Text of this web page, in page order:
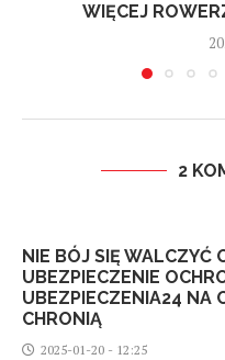
WIĘCEJ
2
NIE BÓJ SIĘ WALCZYĆ
UBEZPIECZENIE
UBEZPIECZENIA24 NA
CHRONIĄ
2025-01-20 - 12:25